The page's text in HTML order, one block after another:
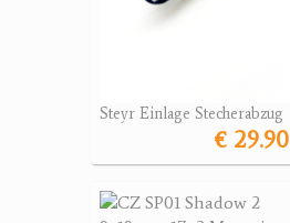
Steyr Einlage Stecherabzug
€ 29.90